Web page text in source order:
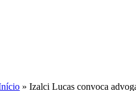
»Izalci Lucas convoca